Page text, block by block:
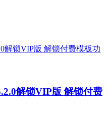
解锁VIP版 解锁付费